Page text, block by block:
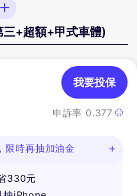
+超額+甲式車體)
申訴率 0.377
我要投保
限時再抽加油金
330元